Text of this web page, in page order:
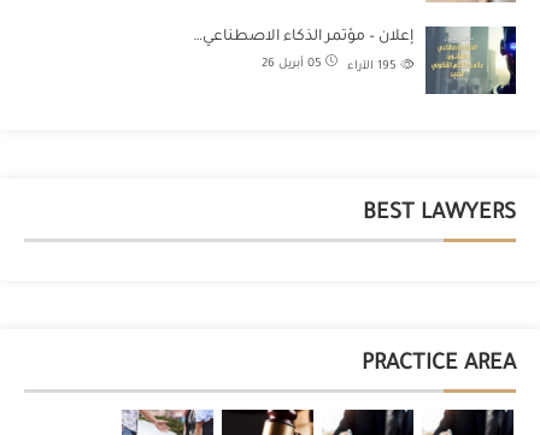
إعلان – مؤتمر الذكاء الاصطناعي…
05 أبريل 26 الآراء
BEST LAWYERS
PRACTICE AREA